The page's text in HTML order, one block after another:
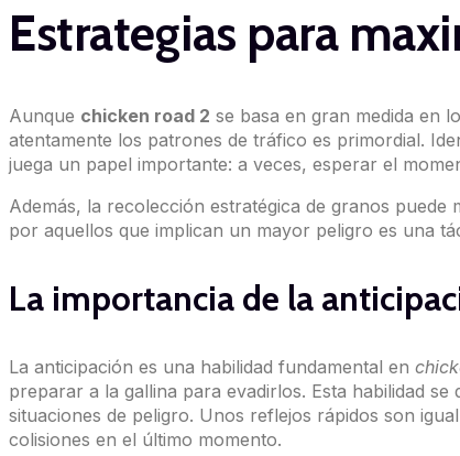
Estrategias para
Aunque chicken road 2 se basa en gran medida en
atentamente los patrones de tráfico es primordial.
juega un papel importante: a veces, esperar el
Además, la recolección estratégica de granos
por aquellos que implican un mayor peligro es una
La importancia de la
La anticipación es una habilidad fundamental en
preparar a la gallina para evadirlos. Esta habilidad
situaciones de peligro. Unos reflejos rápidos son
colisiones en el último momento.